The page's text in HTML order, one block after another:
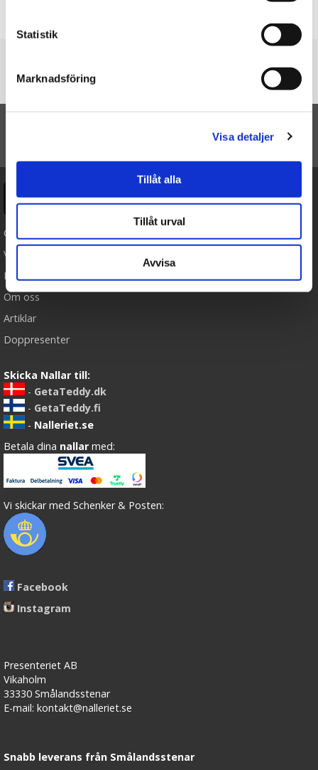
Statistik
Marknadsföring
Visa detaljer
Tillåt alla
Tillåt urval
Avvisa
Ångra köp
Cookies
Varumärken
Köpvillkor
Om oss
Artiklar
Doppresenter
Skicka Nallar till:
- GetaTeddy.dk
- GetaTeddy.fi
- Nalleriet.se
Betala dina nallar med:
Vi skickar med Schenker & Posten:
Facebook
Instagram
Presenteriet AB
Vikaholm
33330 Smålandsstenar
E-mail: kontakt@nalleriet.se
Snabb leverans från Smålandsstenar